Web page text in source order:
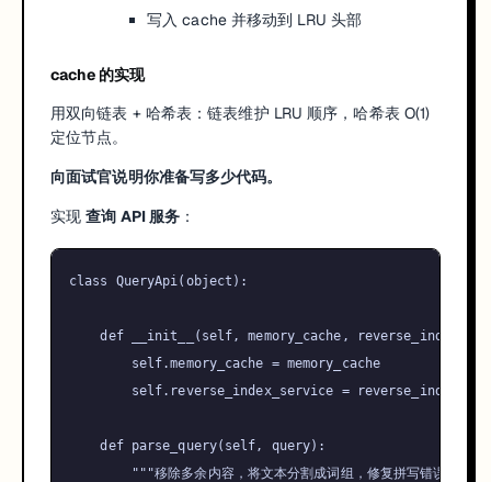
写入 cache 并移动到 LRU 头部
cache 的实现
用双向链表 + 哈希表：链表维护 LRU 顺序，哈希表 O(1)
定位节点。
向面试官说明你准备写多少代码。
实现查询 API 服务 ：
class QueryApi ( object ):
def __init__ ( self, memory_cache,
self.memory_cache = memory_cache
self.reverse_index_service =
def parse_query( self, query):
"""移除多余内容，将文本分割成词组，修复拼写错误，